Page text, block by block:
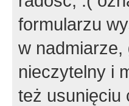
formularzu
w nadmiarze,
nieczytelny i
też usunięciu